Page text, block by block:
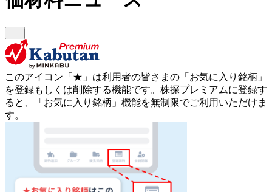
このアイコン 「★」 は利用者の皆さまの 「お気に入り銘柄」
を登録もしくは削除する機能です。 株探プレミアムに登録す
ると、「お気に入り銘柄」機能を無制限でご利用いただけま
す。